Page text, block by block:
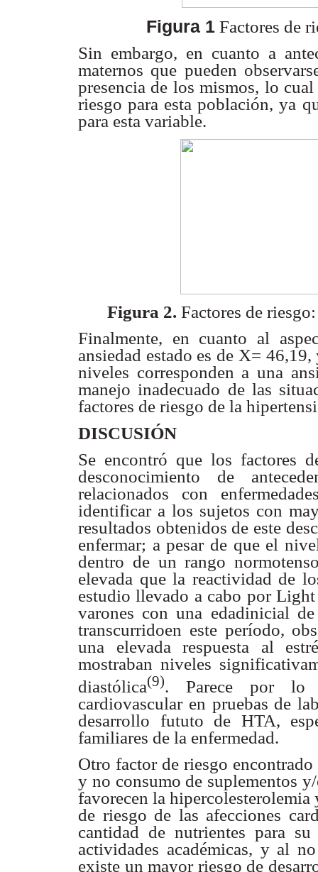
Figura 1 Factores de
Sin embargo, en cuanto a
maternos que pueden
presencia de los mismos, lo cual
riesgo para esta población, ya
para esta variable.
Figura 2. Factores de
Finalmente, en cuanto al
ansiedad estado es de X= 46,19,
niveles corresponden a una
manejo inadecuado de las
factores de riesgo de la
DISCUSIÓN
Se encontró que los factores
desconocimiento de
relacionados con
identificar a los sujetos con
resultados obtenidos de este
enfermar; a pesar de que el
dentro de un rango
elevada que la reactividad de
estudio llevado a cabo por
varones con una edadinicial
transcurridoen este período,
una elevada respuesta al
mostraban niveles
diastólica(9). Parece por
lo
cardiovascular en pruebas de
desarrollo fututo de HTA,
familiares de la enfermedad.
Otro factor de riesgo encontrado
y no consumo de suplementos
favorecen la hipercolesterolemia
de riesgo de las afecciones
cantidad de nutrientes para su
actividades académicas, y al no
existe un mayor riesgo de